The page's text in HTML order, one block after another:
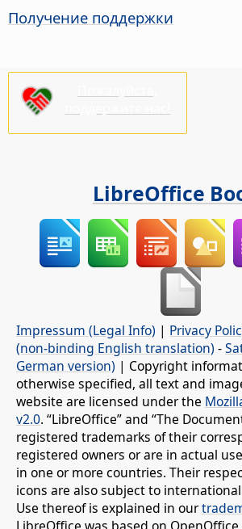
Получение поддержки
LibreOffice
Impressum (Legal Info) | Privacy
(non-binding English translation) -
German version) | Copyright
otherwise specified, all text and
website are licensed under the
v2.0. “LibreOffice” and “The
registered trademarks of their
registered owners or are in actual
in one or more countries. Their
icons are also subject to
Use thereof is explained in our